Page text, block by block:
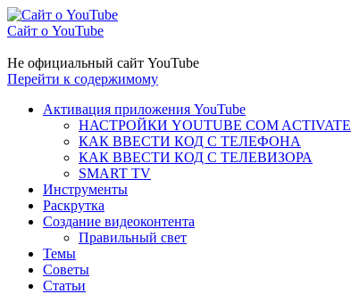
Сайт о YouTube
Не официальный сайт YouTube
Перейти к содержимому
Активация приложения YouTube
НАСТРОЙКИ YOUTUBE COM ACTIVATE
КАК ВВЕСТИ КОД С ТЕЛЕФОНА
КАК ВВЕСТИ КОД С ТЕЛЕВИЗОРА
SMART TV
Инструменты
Раскрутка
Создание видеоконтента
Правильный свет
Темы
Советы
Статьи